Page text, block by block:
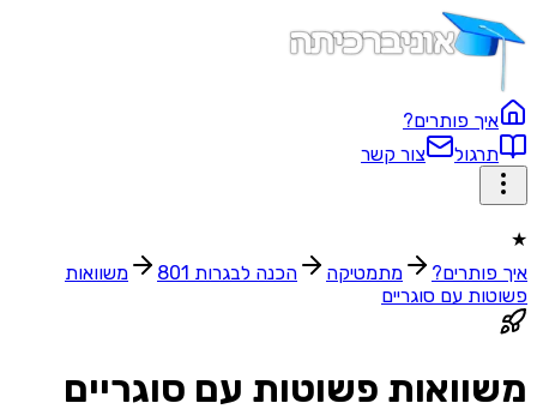
איך פותרים?
תרגול
צור קשר
★
איך פותרים?
מתמטיקה הכנה לבגרות 801
משוואות
פשוטות עם סוגריים
משוואות פשוטות עם סוגריים